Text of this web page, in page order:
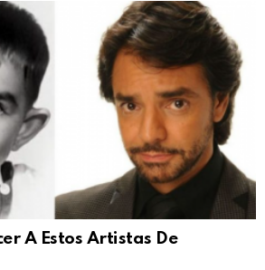
A Estos Artistas De